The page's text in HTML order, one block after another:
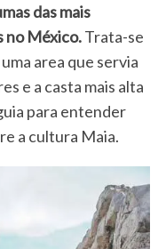
das mais
no México.Trata-se
area que servia
e a casta mais alta
para entender
a cultura Maia.